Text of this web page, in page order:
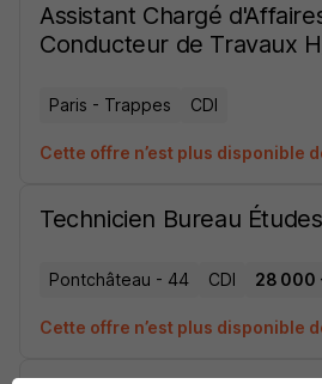
Assistant Chargé
Conducteur de Travaux
Paris - Trappes CDI
Cette offre n’est plus disponible
Technicien Bureau
Pontchâteau - 44 CDI 28 000
Cette offre n’est plus disponible